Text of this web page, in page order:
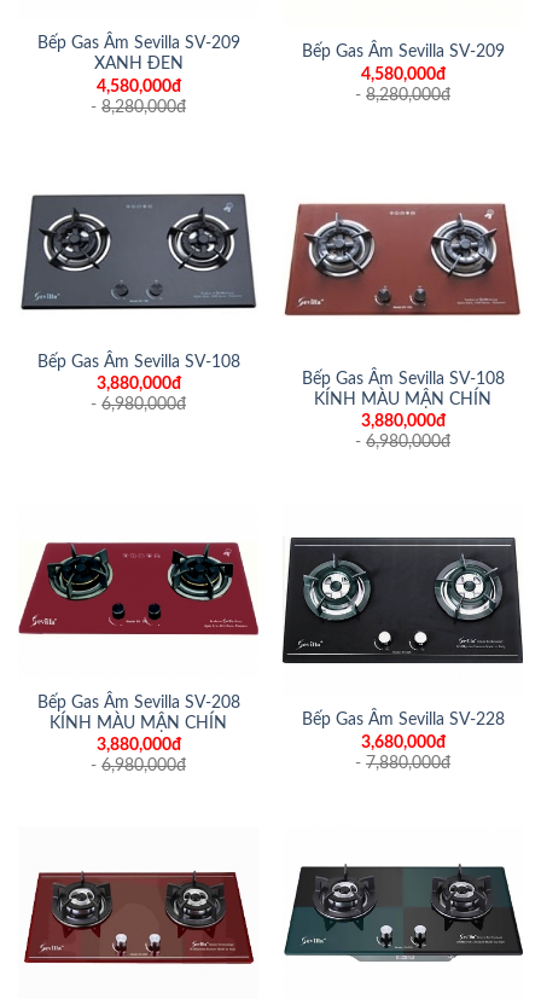
Bếp Gas Âm Sevilla SV-209
XANH ĐEN
4,580,000đ
- 8,280,000đ
Bếp Gas Âm Sevilla SV-209
4,580,000đ
- 8,280,000đ
Bếp Gas Âm Sevilla SV-108
3,880,000đ
- 6,980,000đ
Bếp Gas Âm Sevilla SV-108
KÍNH MÀU MẬN CHÍN
3,880,000đ
- 6,980,000đ
Bếp Gas Âm Sevilla SV-208
KÍNH MÀU MẬN CHÍN
3,880,000đ
- 6,980,000đ
Bếp Gas Âm Sevilla SV-228
3,680,000đ
- 7,880,000đ